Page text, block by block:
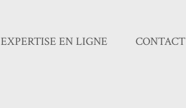
EXPERTISE EN LIGNE CONTACT